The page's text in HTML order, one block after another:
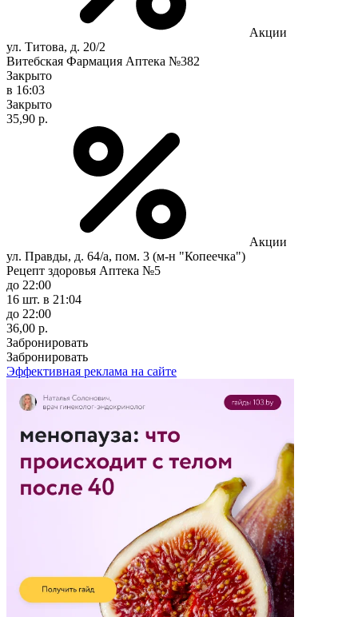
Акции
ул. Титова, д. 20/2
Витебская Фармация Аптека №382
Закрыто
в 16:03
Закрыто
35,90 р.
Акции
ул. Правды, д. 64/а, пом. 3 (м-н "Копеечка")
Рецепт здоровья Аптека №5
до 22:00
16 шт. в 21:04
до 22:00
36,00 р.
Забронировать
Забронировать
Эффективная реклама на сайте